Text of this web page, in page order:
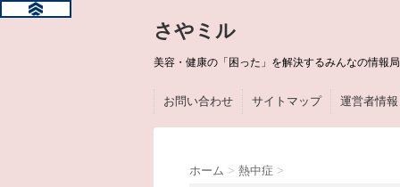
さやミル
美容・健康の「困った」を解決するみんなの情報
お問い合わせ サイトマップ 運営者情報
ホーム > 熱中症 >